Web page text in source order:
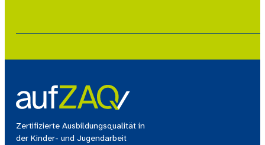
Zertifizierte Ausbildungsqualität in
der Kinder- und Jugendarbeit